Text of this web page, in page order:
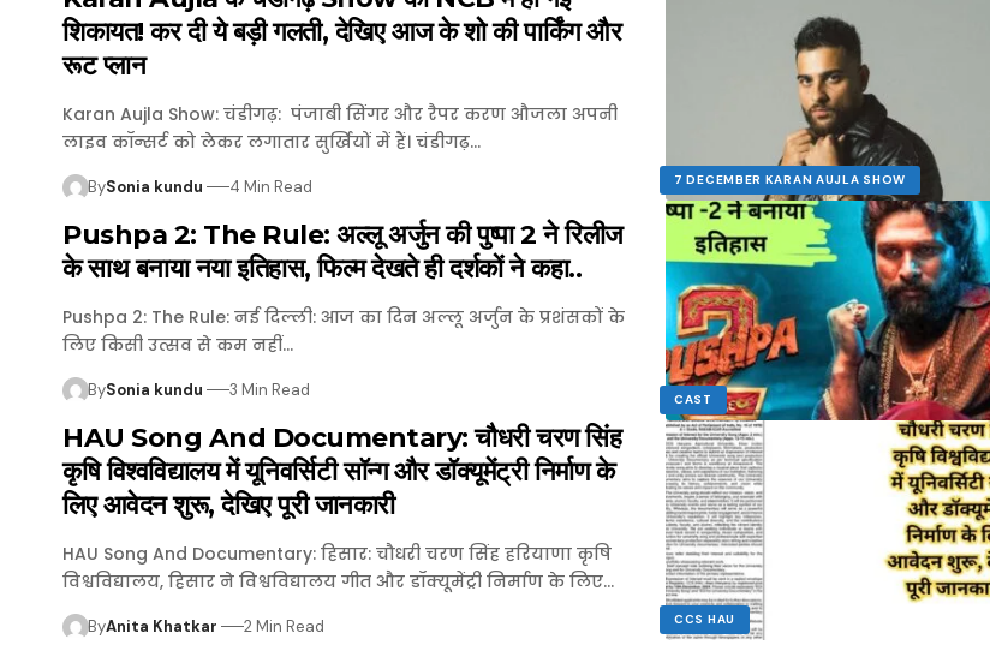
7 DECEMBER KARAN AUJLA SHOW
शिकायत! कर दी ये बड़ी गलती, देखिए आज के शो की पार्किंग और
रूट प्लान
Karan Aujla Show: चंडीगढ़: पंजाबी सिंगर और रैपर करण औजला अपनी
लाइव कॉन्सर्ट को लेकर लगातार सुर्खियों में हैं। चंडीगढ़…
BySonia kundu 4 Min Read
CAST
Pushpa 2: The Rule: अल्लू अर्जुन की पुष्पा 2 ने रिलीज
के साथ बनाया नया इतिहास, फिल्म देखते ही दर्शकों ने कहा..
Pushpa 2: The Rule: नई दिल्ली: आज का दिन अल्लू अर्जुन के प्रशंसकों के
लिए किसी उत्सव से कम नहीं…
BySonia kundu 3 Min Read
CCS HAU
HAU Song And Documentary: चौधरी चरण सिंह
कृषि विश्वविद्यालय में यूनिवर्सिटी सॉन्ग और डॉक्यूमेंट्री निर्माण के
लिए आवेदन शुरू, देखिए पूरी जानकारी
HAU Song And Documentary: हिसार: चौधरी चरण सिंह हरियाणा कृषि
विश्वविद्यालय, हिसार ने विश्वविद्यालय गीत और डॉक्यूमेंट्री निर्माण के लिए…
ByAnita Khatkar 2 Min Read